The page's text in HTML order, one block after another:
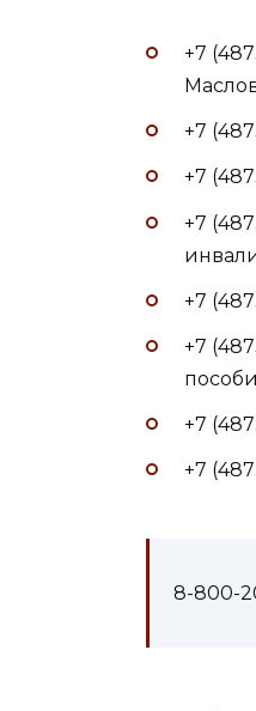
+7
+7
+7
+7
+7
+7
+7
+7
8-800-